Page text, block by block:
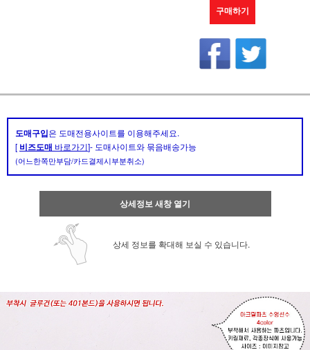
구매하기
도매구입은 도매전용사이트를 이용해주세요.
[ 비즈도매 바로가기]- 도매사이트와 묶음배송가능
(어느한쪽만부담/카드결제시부분취소)
상세정보 새창 열기
상세 정보를 확대해 보실 수 있습니다.